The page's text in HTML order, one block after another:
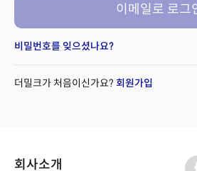
이메일로 로그
비밀번호를 잊으셨나요?
더밀크가 처음이신가요? 회원가입
회사소개